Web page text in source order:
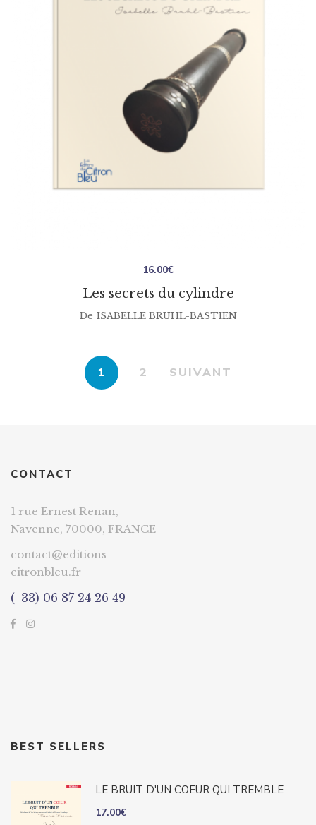
Les secrets du cylindre
16.00€
De ISABELLE BRUHL-BASTIEN
1 2 SUIVANT
CONTACT
1 rue Ernest Renan,
Navenne, 70000, FRANCE
contact@editions-
citronbleu.fr
(+33) 06 87 24 26 49
BEST SELLERS
LE BRUIT D'UN COEUR QUI TREMBLE
17.00€